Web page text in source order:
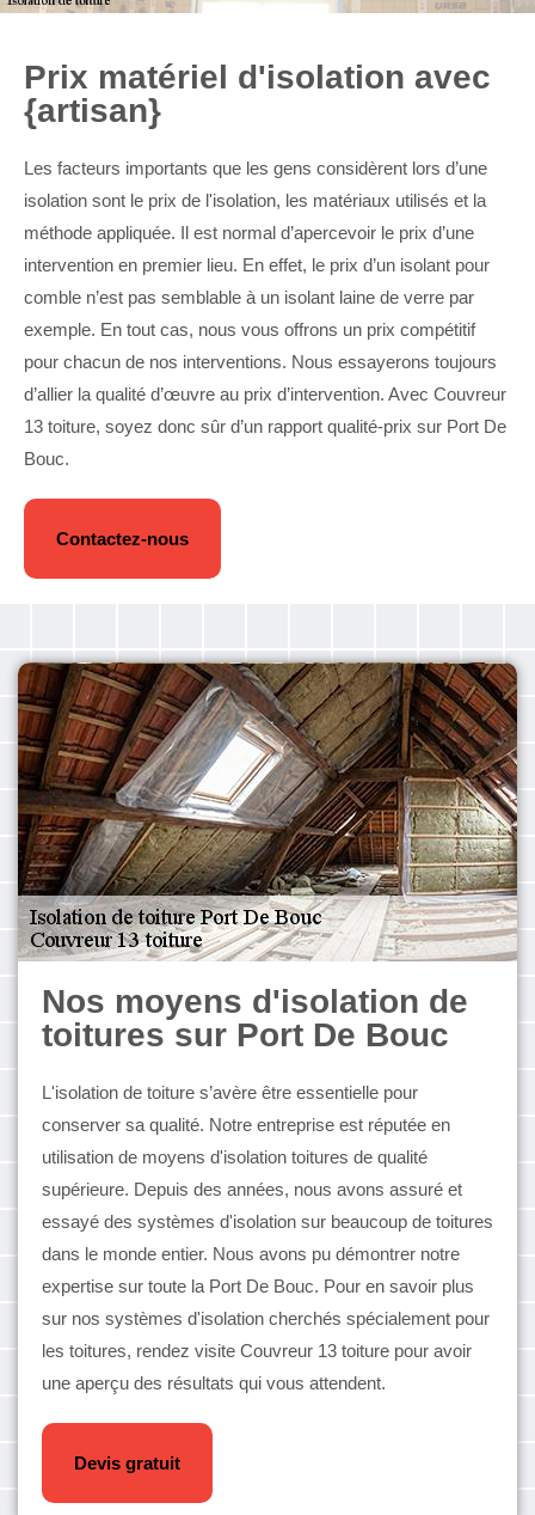
Prix matériel d'isolation avec
{artisan}
Les facteurs importants que les gens considèrent lors d’une
isolation sont le prix de l'isolation, les matériaux utilisés et la
méthode appliquée. Il est normal d’apercevoir le prix d’une
intervention en premier lieu. En effet, le prix d’un isolant pour
comble n’est pas semblable à un isolant laine de verre par
exemple. En tout cas, nous vous offrons un prix compétitif
pour chacun de nos interventions. Nous essayerons toujours
d’allier la qualité d’œuvre au prix d’intervention. Avec Couvreur
13 toiture, soyez donc sûr d’un rapport qualité-prix sur Port De
Bouc.
Contactez-nous
Nos moyens d'isolation de
toitures sur Port De Bouc
L'isolation de toiture s’avère être essentielle pour
conserver sa qualité. Notre entreprise est réputée en
utilisation de moyens d'isolation toitures de qualité
supérieure. Depuis des années, nous avons assuré et
essayé des systèmes d'isolation sur beaucoup de toitures
dans le monde entier. Nous avons pu démontrer notre
expertise sur toute la Port De Bouc. Pour en savoir plus
sur nos systèmes d'isolation cherchés spécialement pour
les toitures, rendez visite Couvreur 13 toiture pour avoir
une aperçu des résultats qui vous attendent.
Devis gratuit